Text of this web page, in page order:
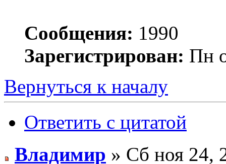
Сообщения: 1990
Зарегистрирован: Пн
Вернуться к началу
Ответить с цитатой
Владимир » Сб ноя 24,